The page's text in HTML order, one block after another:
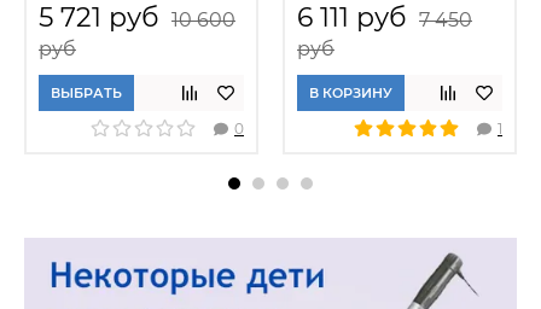
5 721 руб 10 600
руб
ВЫБРАТЬ
0
6 111 руб 7 450
руб
В КОРЗИНУ
1